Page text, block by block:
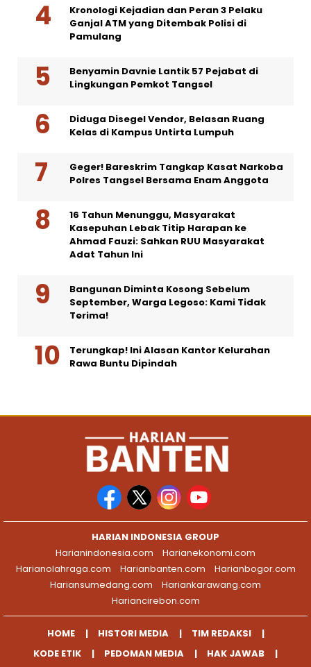
Kronologi Kejadian dan Peran 3 Pelaku
Ganjal ATM yang Ditembak Polisi di
Pamulang
Benyamin Davnie Lantik 57 Pejabat di
Lingkungan Pemkot Tangsel
Diduga Disegel Vendor, Belasan Ruang
Kelas di Kampus Untirta Lumpuh
Geger! Bareskrim Tangkap Kasat Narkoba
Polres Tangsel Bersama Enam Anggota
16 Tahun Menunggu, Masyarakat
Kasepuhan Lebak Titip Harapan ke
Ahmad Fauzi: Sahkan RUU Masyarakat
Adat Tahun Ini
Bangunan Diminta Kosong Sebelum
September, Warga Legoso: Kami Tidak
Terima!
Terungkap! Ini Alasan Kantor Kelurahan
Rawa Buntu Dipindah
HARIAN INDONESIA GROUP
Harianindonesia.com
Harianekonomi.com
Harianolahraga.com
Harianbanten.com
Harianbogor.com
Hariansumedang.com
Hariankarawang.com
Hariancirebon.com
HOME HISTORI MEDIA
TIM REDAKSI
KODE ETIK
PEDOMAN MEDIA
HAK JAWAB